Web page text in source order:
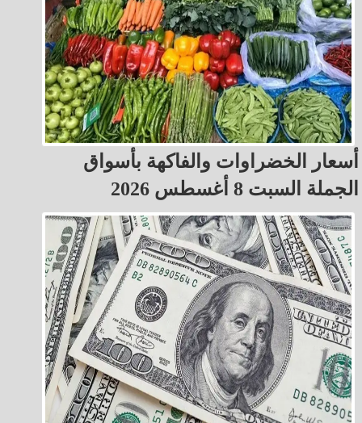
أسعار الخضراوات والفاكهة بأسواق
الجملة السبت 8 أغسطس 2026